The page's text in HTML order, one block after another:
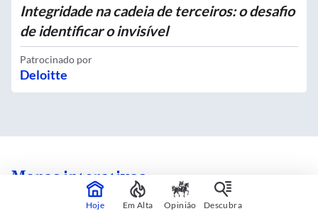
Integridade na cadeia de terceiros: o desafio
de identificar o invisível
Patrocinado por
Deloitte
Mapas interativos
Hoje Em Alta Opinião Descubra